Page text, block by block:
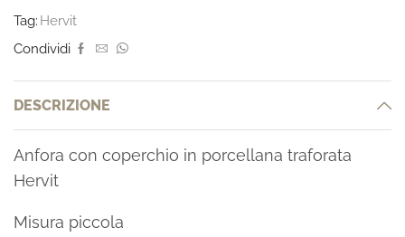
Tag: Hervit
Condividi
DESCRIZIONE
Anfora con coperchio in porcellana traforata
Hervit
Misura piccola